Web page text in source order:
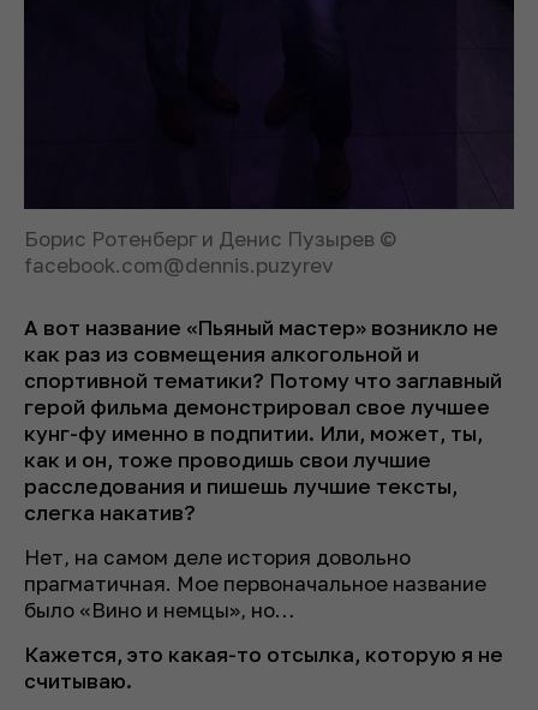
Борис Ротенберг и Денис Пузырев ©
facebook.com@dennis.puzyrev
А вот название «Пьяный мастер» возникло не
как раз из совмещения алкогольной и
спортивной тематики? Потому что заглавный
герой фильма демонстрировал свое лучшее
кунг-фу именно в подпитии. Или, может, ты,
как и он, тоже проводишь свои лучшие
расследования и пишешь лучшие тексты,
слегка накатив?
Нет, на самом деле история довольно
прагматичная. Мое первоначальное название
было «Вино и немцы», но…
Кажется, это какая-то отсылка, которую я не
считываю.